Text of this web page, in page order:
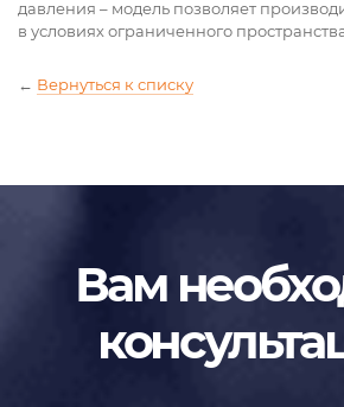
давления – модель позволяет
в условиях ограниченного
← Вернуться к списку
Вам